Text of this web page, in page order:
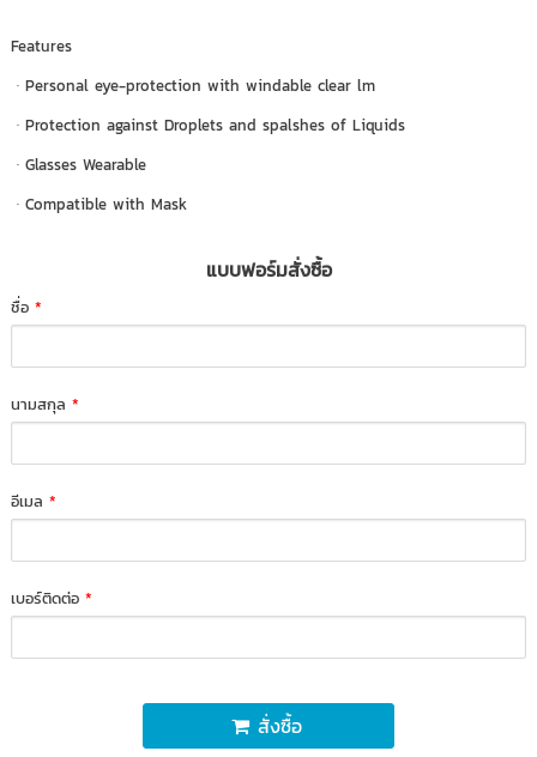
Features
ᆞPersonal eye-protection with windable clear lm
ᆞProtection against Droplets and spalshes of Liquids
ᆞGlasses Wearable
ᆞCompatible with Mask
แบบฟอร์มสั่งซื้อ
ชื่อ*
นามสกุล*
อีเมล*
เบอร์ติดต่อ*
สั่งซื้อ